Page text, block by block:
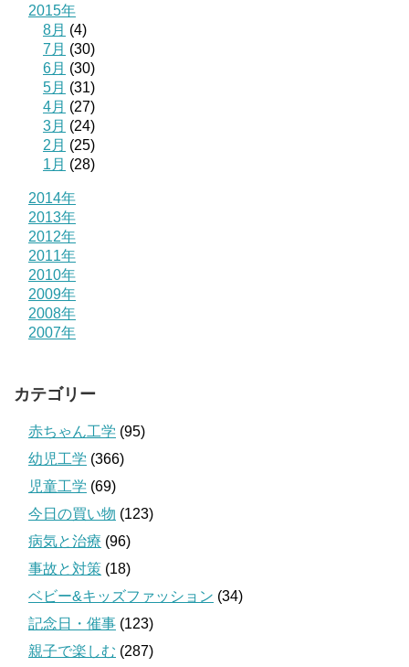
2015年
8月 (4)
7月 (30)
6月 (30)
5月 (31)
4月 (27)
3月 (24)
2月 (25)
1月 (28)
2014年
2013年
2012年
2011年
2010年
2009年
2008年
2007年
カテゴリー
赤ちゃん工学 (95)
幼児工学 (366)
児童工学 (69)
今日の買い物 (123)
病気と治療 (96)
事故と対策 (18)
ベビー&キッズファッション (34)
記念日・催事 (123)
親子で楽しむ (287)